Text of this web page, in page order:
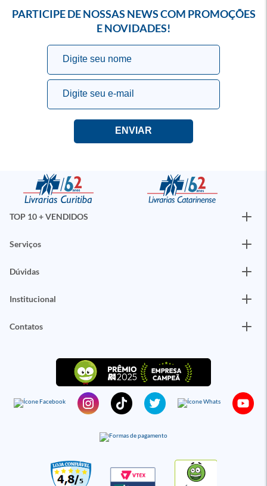
PARTICIPE DE NOSSAS NEWS COM PROMOÇÕES
E NOVIDADES!
TOP 10 + VENDIDOS
Serviços
Dúvidas
Institucional
Contatos